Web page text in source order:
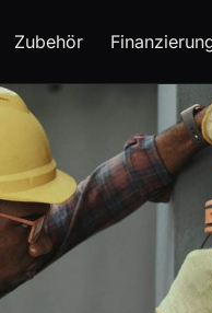
Zubehör